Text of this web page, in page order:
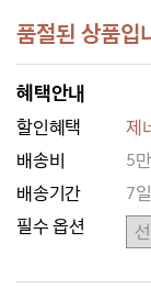
품절된 상품입
혜택안내
할인혜택
제
배송비
5
배송기간
7일
필수 옵션